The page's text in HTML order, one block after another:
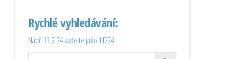
Rychlé vyhledávání:
Např. 11,2-24 zadejte jako 11224